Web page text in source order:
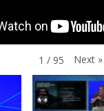
1 / 95 Next »